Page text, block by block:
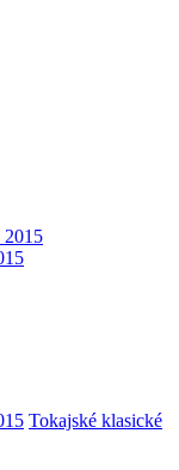
Tokajské klasické